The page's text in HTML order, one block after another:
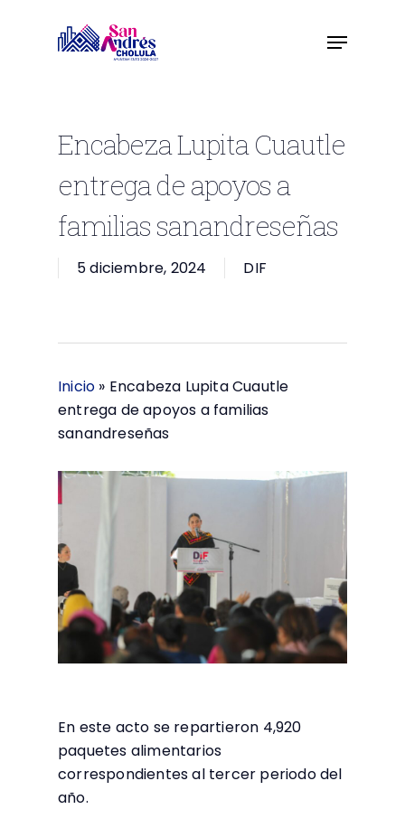
Encabeza Lupita Cuautle
entrega de apoyos a
familias sanandreseñas
5 diciembre, 2024 DIF
Inicio » Encabeza Lupita Cuautle
entrega de apoyos a familias
sanandreseñas
En este acto se repartieron 4,920
paquetes alimentarios
correspondientes al tercer periodo del
año.